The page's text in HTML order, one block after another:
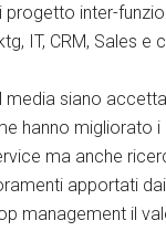
inter-
IT, CRM, Sales e
siano
hanno migliorato i
ma anche
apportati
management il